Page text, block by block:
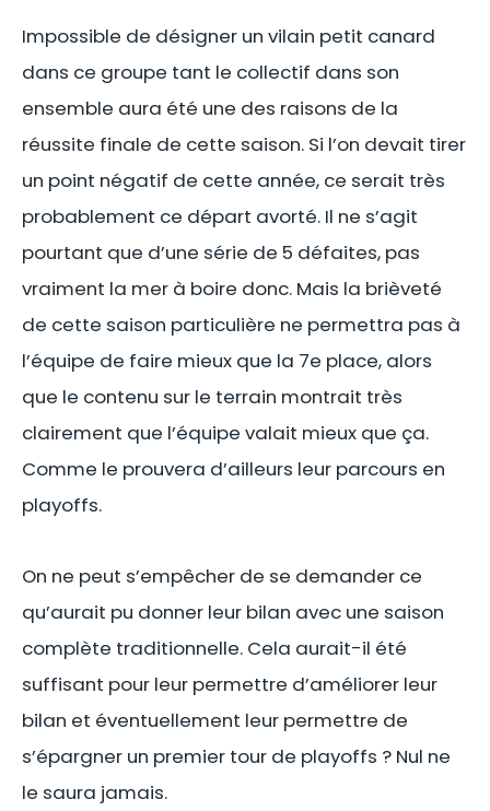
Impossible de désigner un vilain petit canard
dans ce groupe tant le collectif dans son
ensemble aura été une des raisons de la
réussite finale de cette saison. Si l’on devait tirer
un point négatif de cette année, ce serait très
probablement ce départ avorté. Il ne s’agit
pourtant que d’une série de 5 défaites, pas
vraiment la mer à boire donc. Mais la brièveté
de cette saison particulière ne permettra pas à
l’équipe de faire mieux que la 7e place, alors
que le contenu sur le terrain montrait très
clairement que l’équipe valait mieux que ça.
Comme le prouvera d’ailleurs leur parcours en
playoffs.
On ne peut s’empêcher de se demander ce
qu’aurait pu donner leur bilan avec une saison
complète traditionnelle. Cela aurait-il été
suffisant pour leur permettre d’améliorer leur
bilan et éventuellement leur permettre de
s’épargner un premier tour de playoffs ? Nul ne
le saura jamais.